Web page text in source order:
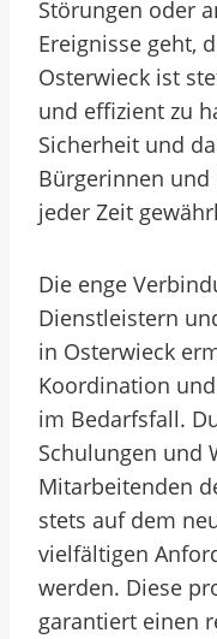
Störungen oder
Ereignisse geht,
Osterwieck ist
und effizient zu
Sicherheit und
Bürgerinnen und
jeder Zeit
Die enge
Dienstleistern
in Osterwieck
Koordination
im Bedarfsfall.
Schulungen und
Mitarbeitenden
stets auf dem
vielfältigen
werden. Diese
garantiert einen